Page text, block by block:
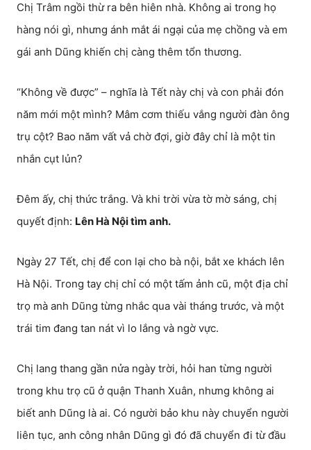
Chị Trâm ngồi thừ ra bên hiên nhà. Không ai trong họ
hàng nói gì, nhưng ánh mắt ái ngại của mẹ chồng và em
gái anh Dũng khiến chị càng thêm tổn thương.
“Không về được” – nghĩa là Tết này chị và con phải đón
năm mới một mình? Mâm cơm thiếu vắng người đàn ông
trụ cột? Bao năm vất vả chờ đợi, giờ đây chỉ là một tin
nhắn cụt lủn?
Đêm ấy, chị thức trắng. Và khi trời vừa tờ mờ sáng, chị
quyết định: Lên Hà Nội tìm anh.
Ngày 27 Tết, chị để con lại cho bà nội, bắt xe khách lên
Hà Nội. Trong tay chị chỉ có một tấm ảnh cũ, một địa chỉ
trọ mà anh Dũng từng nhắc qua vài tháng trước, và một
trái tim đang tan nát vì lo lắng và ngờ vực.
Chị lang thang gần nửa ngày trời, hỏi han từng người
trong khu trọ cũ ở quận Thanh Xuân, nhưng không ai
biết anh Dũng là ai. Có người bảo khu này chuyển người
liên tục, anh công nhân Dũng gì đó đã chuyển đi từ đầu